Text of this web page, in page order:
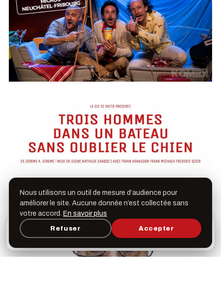
L’appli Léspas
Programme, favoris & rappels sur votre écran
×
Nous utilisons un outil de mesure d’audience pour
améliorer le site. Aucune donnée n’est collectée sans
votre accord. En savoir plus
Refuser Accepter